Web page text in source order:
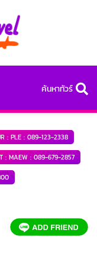
ค้นหาทัวร์
: PLE : 089-123-2338
: MAEW : 089-679-2857